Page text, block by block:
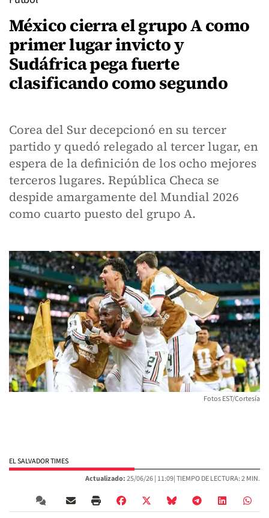
México cierra el grupo A como
primer lugar invicto y
Sudáfrica pega fuerte
clasificando como segundo
Corea del Sur decepcionó en su tercer
partido y quedó relegado al tercer lugar, en
espera de la definición de los ocho mejores
terceros lugares. República Checa se
despide amargamente del Mundial 2026
como cuarto puesto del grupo A.
Fotos EST/Cortesía
EL SALVADOR TIMES
Actualizado:25/06/26 | 11:09| TIEMPO DE LECTURA: 2 MIN.